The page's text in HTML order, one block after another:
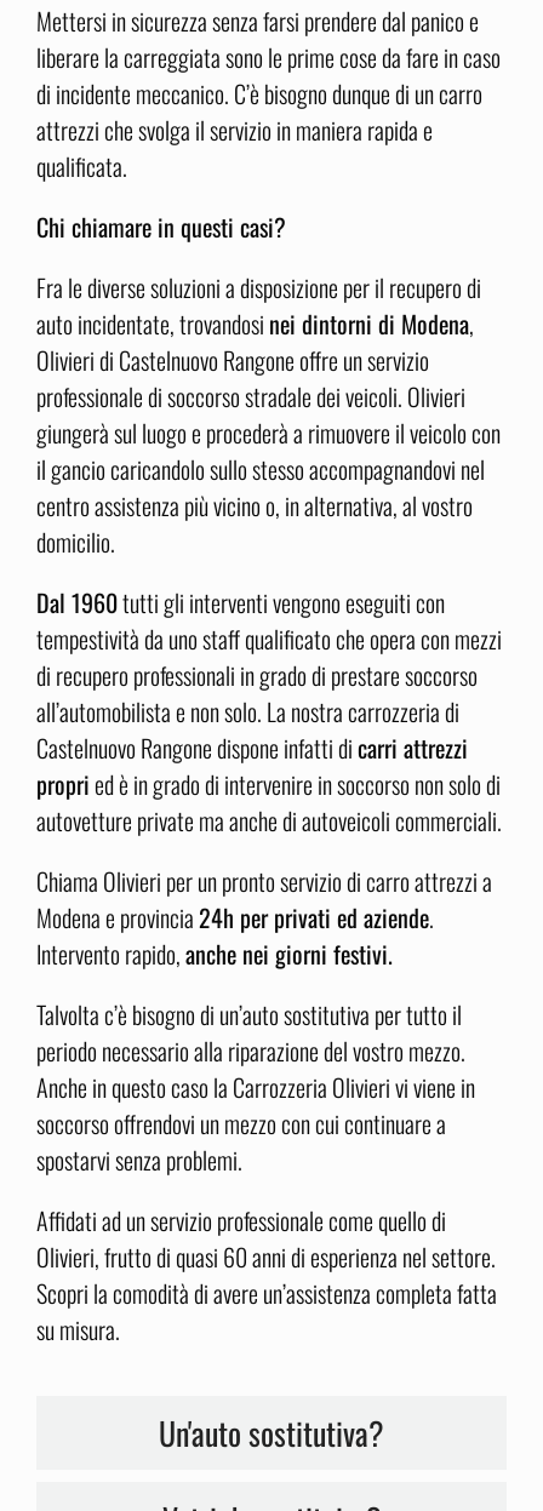
Mettersi in sicurezza senza farsi prendere dal panico e
liberare la carreggiata sono le prime cose da fare in caso
di incidente meccanico. C’è bisogno dunque di un carro
attrezzi che svolga il servizio in maniera rapida e
qualificata.
Chi chiamare in questi casi?
Fra le diverse soluzioni a disposizione per il recupero di
auto incidentate, trovandosi nei dintorni di Modena,
Olivieri di Castelnuovo Rangone offre un servizio
professionale di soccorso stradale dei veicoli. Olivieri
giungerà sul luogo e procederà a rimuovere il veicolo con
il gancio caricandolo sullo stesso accompagnandovi nel
centro assistenza più vicino o, in alternativa, al vostro
domicilio.
Dal 1960tutti gli interventi vengono eseguiti con
tempestività da uno staff qualificato che opera con mezzi
di recupero professionali in grado di prestare soccorso
all’automobilista e non solo. La nostra carrozzeria di
Castelnuovo Rangone dispone infatti dicarri attrezzi
propried è in grado di intervenire in soccorso non solo di
autovetture private ma anche di autoveicoli commerciali.
Chiama Olivieri per un pronto servizio di carro attrezzi a
Modena e provincia24h per privati ed aziende.
Intervento rapido,anche nei giorni festivi.
Talvolta c’è bisogno di un’auto sostitutiva per tutto il
periodo necessario alla riparazione del vostro mezzo.
Anche in questo caso la Carrozzeria Olivieri vi viene in
soccorso offrendovi un mezzo con cui continuare a
spostarvi senza problemi.
Affidati ad un servizio professionale come quello di
Olivieri, frutto di quasi 60 anni di esperienza nel settore.
Scopri la comodità di avere un’assistenza completa fatta
su misura.
Un'auto sostitutiva?